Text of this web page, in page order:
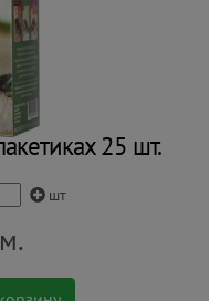
25 шт.
шт